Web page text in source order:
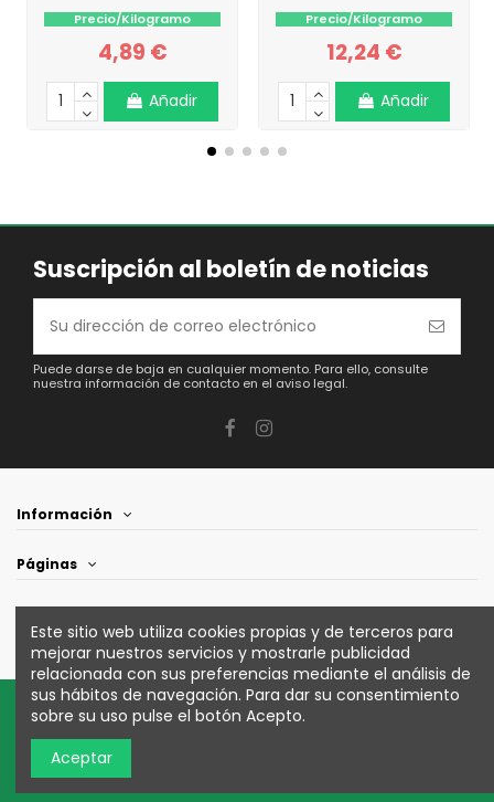
Precio/Kilogramo
4,89 €
Añadir
Precio/Kilogramo
12,24 €
Añadir
Suscripción al boletín de noticias
Puede darse de baja en cualquier momento. Para ello, consulte
nuestra información de contacto en el aviso legal.
Información
Páginas
Copyright © 2023 Frutas Vazquez. Todos los derechos
Este sitio web utiliza cookies propias y de terceros para
mejorar nuestros servicios y mostrarle publicidad
relacionada con sus preferencias mediante el análisis de
sus hábitos de navegación. Para dar su consentimiento
sobre su uso pulse el botón Acepto.
Aceptar